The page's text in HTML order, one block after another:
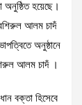
অনুষ্ঠিত হয়েছে।
আলম চাদঁ
অনুষ্ঠানে
আলম চাদঁ ।
বক্তা হিসেবে